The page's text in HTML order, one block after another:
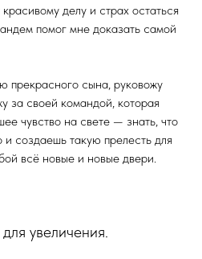
делу и страх остаться
помог мне доказать самой
прекрасного сына, руковожу
за своей командой, которая
чувство на свете — знать, что
создаешь такую прелесть для
всё новые и новые двери.
увеличения.